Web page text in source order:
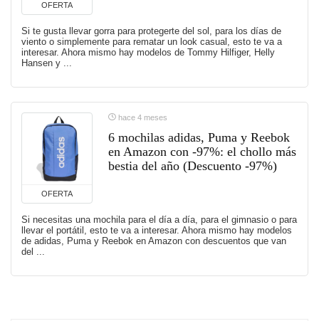
OFERTA
Si te gusta llevar gorra para protegerte del sol, para los días de
viento o simplemente para rematar un look casual, esto te va a
interesar. Ahora mismo hay modelos de Tommy Hilfiger, Helly
Hansen y ...
OFERTA
hace 4 meses
6 mochilas adidas, Puma y Reebok
en Amazon con -97%: el chollo más
bestia del año (Descuento -97%)
Si necesitas una mochila para el día a día, para el gimnasio o para
llevar el portátil, esto te va a interesar. Ahora mismo hay modelos
de adidas, Puma y Reebok en Amazon con descuentos que van
del ...